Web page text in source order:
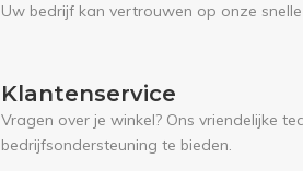
Uw bedrijf kan vertrouwen op onze
Klantenservice
Vragen over je winkel? Ons vriendelijke
bedrijfsondersteuning te bieden.